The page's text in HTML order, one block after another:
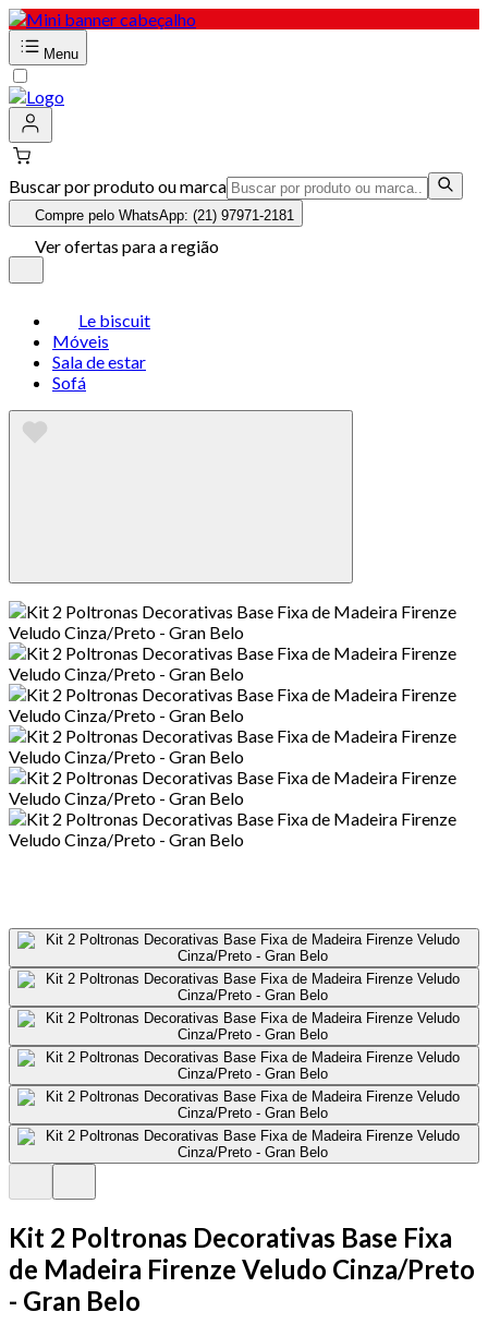
Menu
Buscar por produto ou marca
Compre pelo WhatsApp: (21) 97971-2181
Ver ofertas para a região
Le biscuit
Móveis
Sala de estar
Sofá
Kit 2 Poltronas Decorativas Base Fixa
de Madeira Firenze Veludo Cinza/Preto
- Gran Belo